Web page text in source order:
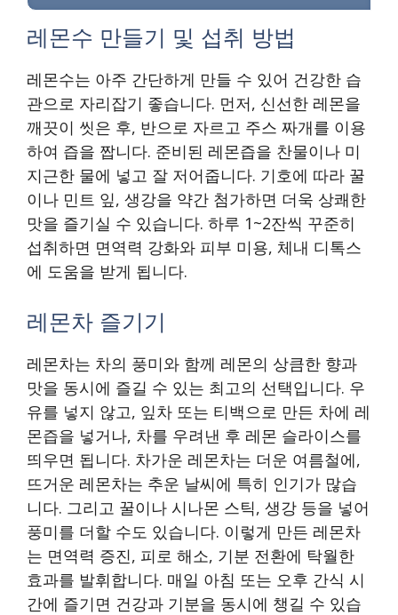
레몬수 만들기 및 섭취 방법
레몬수는 아주 간단하게 만들 수 있어 건강한 습
관으로 자리잡기 좋습니다. 먼저, 신선한 레몬을
깨끗이 씻은 후, 반으로 자르고 주스 짜개를 이용
하여 즙을 짭니다. 준비된 레몬즙을 찬물이나 미
지근한 물에 넣고 잘 저어줍니다. 기호에 따라 꿀
이나 민트 잎, 생강을 약간 첨가하면 더욱 상쾌한
맛을 즐기실 수 있습니다. 하루 1~2잔씩 꾸준히
섭취하면 면역력 강화와 피부 미용, 체내 디톡스
에 도움을 받게 됩니다.
레몬차 즐기기
레몬차는 차의 풍미와 함께 레몬의 상큼한 향과
맛을 동시에 즐길 수 있는 최고의 선택입니다. 우
유를 넣지 않고, 잎차 또는 티백으로 만든 차에 레
몬즙을 넣거나, 차를 우려낸 후 레몬 슬라이스를
띄우면 됩니다. 차가운 레몬차는 더운 여름철에,
뜨거운 레몬차는 추운 날씨에 특히 인기가 많습
니다. 그리고 꿀이나 시나몬 스틱, 생강 등을 넣어
풍미를 더할 수도 있습니다. 이렇게 만든 레몬차
는 면역력 증진, 피로 해소, 기분 전환에 탁월한
효과를 발휘합니다. 매일 아침 또는 오후 간식 시
간에 즐기면 건강과 기분을 동시에 챙길 수 있습